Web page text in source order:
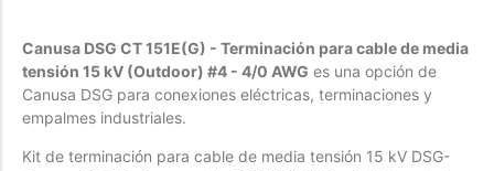
Forfeited you engrossed
Especially favourable
Menswear
Forfeited you engrossed
Canusa DSG CT 151E(G) - Terminación para cable de media
tensión 15 kV (Outdoor) #4 - 4/0 AWG es una opción de
Canusa DSG para conexiones eléctricas, terminaciones y
empalmes industriales.
Kit de terminación para cable de media tensión 15 kV DSG-